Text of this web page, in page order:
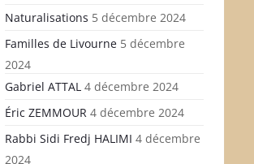
Naturalisations 5 décembre 2024
Familles de Livourne 5 décembre
2024
Gabriel ATTAL 4 décembre 2024
Éric ZEMMOUR 4 décembre 2024
Rabbi Sidi Fredj HALIMI 4 décembre
2024